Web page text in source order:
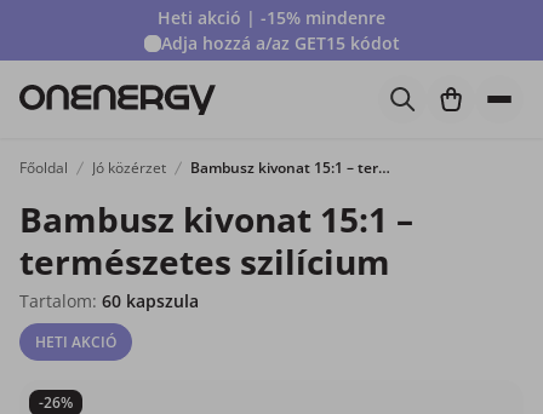
Heti akció | -15% mindenre
Adja hozzá a/az GET15 kódot
Főoldal Jó közérzet Bambusz kivonat 15:1 – természetes szilícium
Bambusz kivonat 15:1 –
természetes szilícium
Tartalom: 60 kapszula
HETI AKCIÓ
-26%